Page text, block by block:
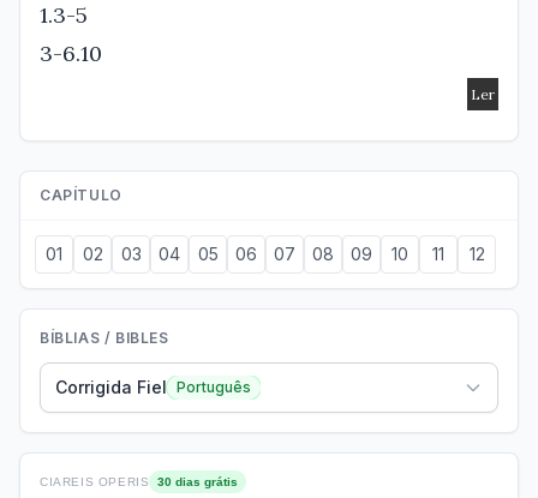
1.3-5
3-6.10
CAPÍTULO
01 02 03 04 05 06 07 08 09 10 11 12
BÍBLIAS / BIBLES
Corrigida Fiel Português
CIAREIS OPERIS 30 dias grátis